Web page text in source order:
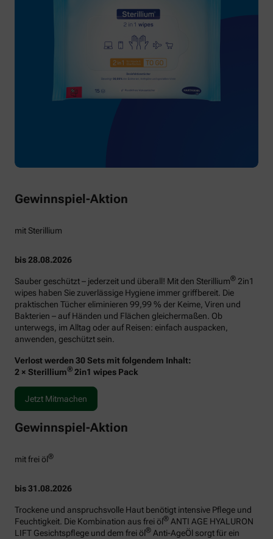
Gewinnspiel-Aktion
mit Sterillium
bis 28.08.2026
Sauber geschützt – jederzeit und überall! Mit den Sterillium® 2in1
wipes haben Sie zuverlässige Hygiene immer griffbereit. Die
praktischen Tücher eliminieren 99,99 % der Keime, Viren und
Bakterien – auf Händen und Flächen gleichermaßen. Ob
unterwegs, im Alltag oder auf Reisen: einfach auspacken,
anwenden, geschützt sein.
Verlost werden 30 Sets mit folgendem Inhalt:
2 × Sterillium® 2in1 wipes Pack
Jetzt Mitmachen
Gewinnspiel-Aktion
mit frei öl®
bis 31.08.2026
Trockene und anspruchsvolle Haut benötigt intensive Pflege und
Feuchtigkeit. Die Kombination aus frei öl® ANTI AGE HYALURON
LIFT Gesichtspflege und dem frei öl® Anti-AgeÖl sorgt für ein